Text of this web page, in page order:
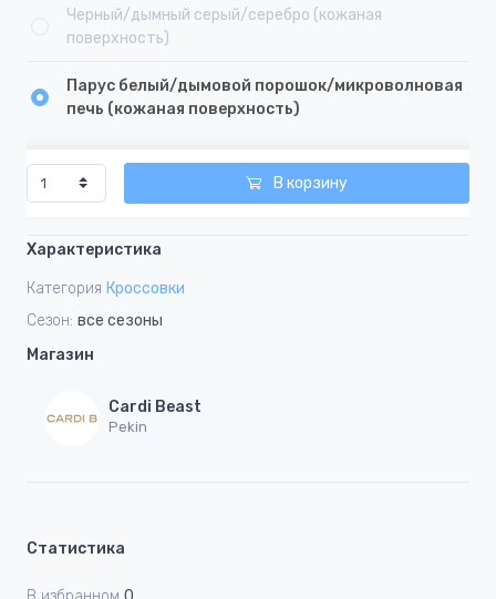
Черный/дымный серый/серебро (кожаная
поверхность)
Парус белый/дымовой порошок/микроволновая
печь (кожаная поверхность)
В корзину
Характеристика
Категория Кроссовки
Сезон: все сезоны
Магазин
Cardi Beast
Pekin
Статистика